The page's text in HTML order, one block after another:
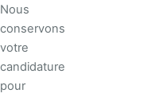
Nous
conservons
votre
candidature
pour